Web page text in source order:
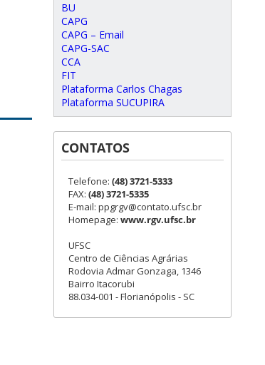
BU
CAPG
CAPG – Email
CAPG-SAC
CCA
FIT
Plataforma Carlos Chagas
Plataforma SUCUPIRA
CONTATOS
Telefone: (48) 3721-5333
FAX: (48) 3721-5335
E-mail: ppgrgv@contato.ufsc.br
Homepage: www.rgv.ufsc.br
UFSC
Centro de Ciências Agrárias
Rodovia Admar Gonzaga, 1346
Bairro Itacorubi
88.034-001 - Florianópolis - SC